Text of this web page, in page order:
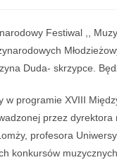
Festiwal ,,
Duda- skrzypce.
w programie XVIII
przez
profesora
konkursów